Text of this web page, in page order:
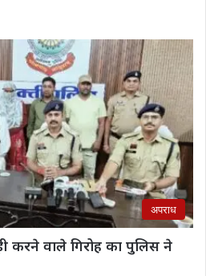
अपराध
करने वाले गिरोह का पुलिस ने